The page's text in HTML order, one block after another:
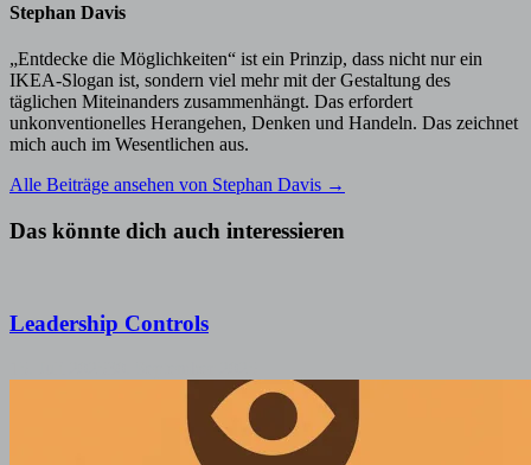
Stephan Davis
„Entdecke die Möglichkeiten“ ist ein Prinzip, dass nicht nur ein
IKEA-Slogan ist, sondern viel mehr mit der Gestaltung des
täglichen Miteinanders zusammenhängt. Das erfordert
unkonventionelles Herangehen, Denken und Handeln. Das zeichnet
mich auch im Wesentlichen aus.
Alle Beiträge ansehen von Stephan Davis →
Das könnte dich auch interessieren
Leadership Controls